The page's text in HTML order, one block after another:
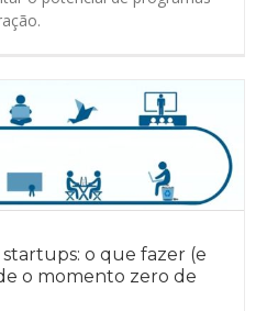
o que fazer (e
o momento zero de